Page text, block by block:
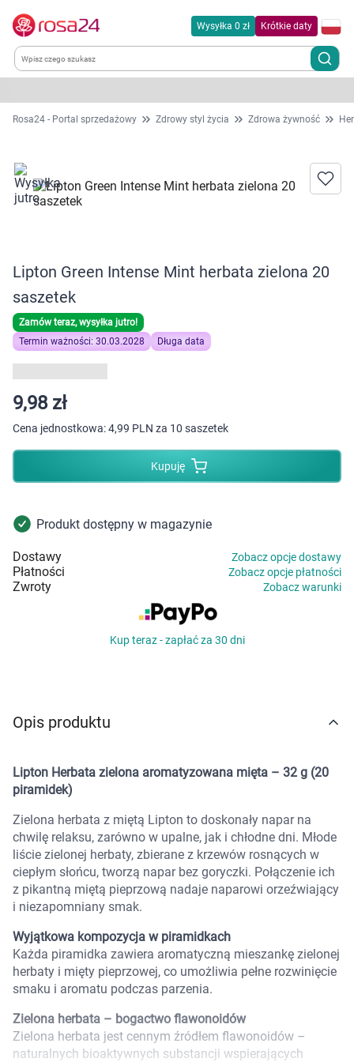
Korzystamy z plików cookies w celu
Wysyłka 0 zł Krótkie daty
Kategorie
Dla zwierząt
Zdrowie
Kobieta w ciąży i mama
Dziecko
Higiena
Kosmetyki
Mężczyzna
Zdrowy styl życia
Zabawki
Marki
Rosa24 - Portal sprzedażowy Zdrowy styl życia Zdrowa żywność
Lipton Green Intense Mint herbata zielona 20
saszetek
Zamów teraz, wysyłka jutro!
Termin ważności: 30.03.2028
Długa data
9,98 zł
Cena jednostkowa:4,99 PLN za 10 saszetek
Kupuję
Produkt dostępny w magazynie
Dostawy Zobacz opcje dostawy
Płatności Zobacz opcje płatności
Zwroty Zobacz warunki
Kup teraz - zapłać za 30 dni
Opis produktu
Lipton Herbata zielona aromatyzowana mięta – 32 g (20
piramidek)
Zielona herbata z miętą Lipton to doskonały napar na
chwilę relaksu, zarówno w upalne, jak i chłodne dni. Młode
liście zielonej herbaty, zbierane z krzewów rosnących w
ciepłym słońcu, tworzą napar bez goryczki. Połączenie ich
z pikantną miętą pieprzową nadaje naparowi orzeźwiający
i niezapomniany smak.
Wyjątkowa kompozycja w piramidkach
Każda piramidka zawiera aromatyczną mieszankę zielonej
herbaty i mięty pieprzowej, co umożliwia pełne rozwinięcie
smaku i aromatu podczas parzenia.
Zielona herbata – bogactwo flawonoidów
Zielona herbata jest cennym źródłem flawonoidów –
naturalnych bioaktywnych substancji wspierających